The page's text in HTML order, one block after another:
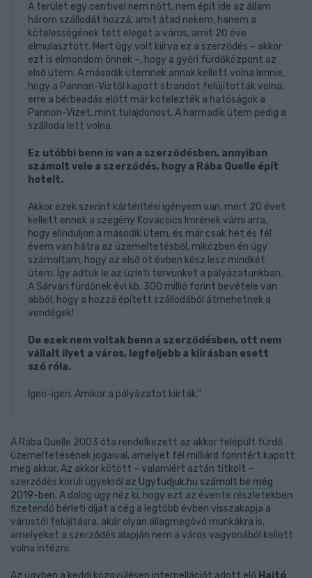
A terület egy centivel nem nőtt, nem épít ide az állam
három szállodát hozzá, amit átad nekem, hanem a
kötelességének tett eleget a város, amit 20 éve
elmulasztott. Mert úgy volt kiírva ez a szerződés – akkor
ezt is elmondom önnek –, hogy a győri fürdőközpont az
első ütem. A második ütemnek annak kellett volna lennie,
hogy a Pannon-Víztől kapott strandot felújították volna,
erre a bérbeadás előtt már kötelezték a hatóságok a
Pannon-Vizet, mint tulajdonost. A harmadik ütem pedig a
szálloda lett volna.
Ez utóbbi benn is van a szerződésben, annyiban
számolt vele a szerződés, hogy a Rába Quelle épít
hotelt.
Akkor ezek szerint kártérítési igényem van, mert 20 évet
kellett ennek a szegény Kovacsics Imrének várni arra,
hogy elinduljon a második ütem, és már csak hét és fél
évem van hátra az üzemeltetésből, miközben én úgy
számoltam, hogy az első öt évben kész lesz mindkét
ütem. Így adtuk le az üzleti tervünket a pályázatunkban.
A Sárvári fürdőnek évi kb. 300 millió forint bevétele van
abból, hogy a hozzá épített szállodából átmehetnek a
vendégek!
De ezek nem voltak benn a szerződésben, ott nem
vállalt ilyet a város, legfeljebb a kiírásban esett
szó róla.
Igen-igen. Amikor a pályázatot kiírták.”
A Rába Quelle 2003 óta rendelkezett az akkor felépült fürdő
üzemeltetésének jogaival, amelyet fél milliárd forintért kapott
meg akkor. Az akkor kötött – valamiért aztán titkolt –
szerződés körüli ügyekről az Ugytudjuk.hu számolt be még
2019-ben. A dolog úgy néz ki, hogy ezt az évente részletekben
fizetendő bérleti díjat a cég a legtöbb évben visszakapja a
várostól felújításra, akár olyan állagmegóvó munkákra is,
amelyeket a szerződés alapján nem a város vagyonából kellett
volna intézni.
Az ügyben a keddi közgyűlésen interpellációt adott elő Hajtó